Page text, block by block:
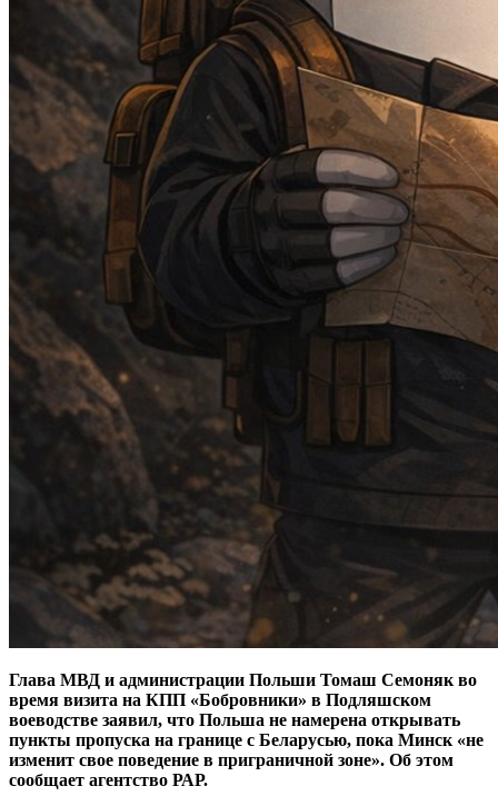
Глава МВД и администрации Польши Томаш Семоняк во
время визита на КПП «Бобровники» в Подляшском
воеводстве заявил, что Польша не намерена открывать
пункты пропуска на границе с Беларусью, пока Минск «не
изменит свое поведение в приграничной зоне». Об этом
сообщает агентство РАР.